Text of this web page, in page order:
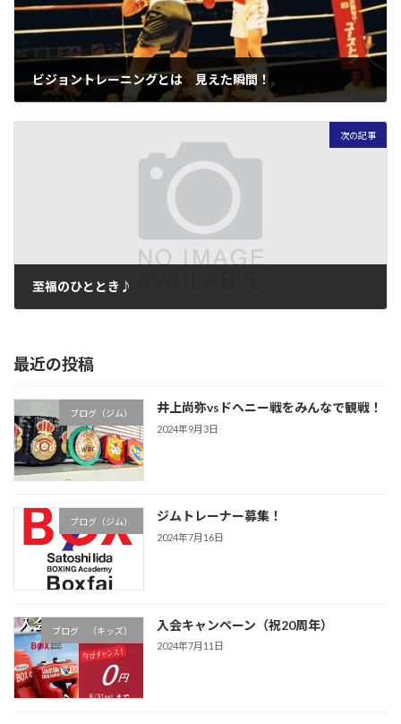
ビジョントレーニングとは 見えた瞬間！
次の記事
至福のひととき♪
最近の投稿
ブログ（ジム） 井上尚弥vsドヘニー戦をみんなで観戦！
2024年9月3日
ブログ（ジム） ジムトレーナー募集！
2024年7月16日
ブログ （キッズ） 入会キャンペーン（祝20周年）
2024年7月11日